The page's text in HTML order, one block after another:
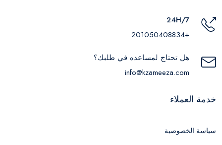
24H/7
+201050408834
هل تحتاج لمساعده في طلبك؟
info@kzameeza.com
خدمة العملاء
سياسة الخصوصية